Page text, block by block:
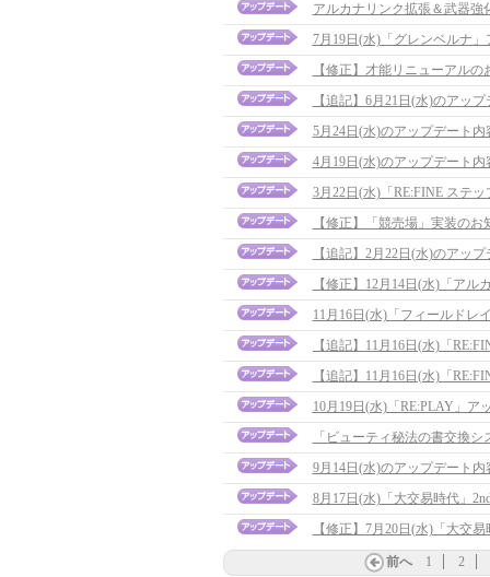
アルカナリンク拡張＆武器強
7月19日(水)「グレンベルナ
【修正】才能リニューアル
【追記】6月21日(水)のアッ
5月24日(水)のアップデート内
4月19日(水)のアップデート内
3月22日(水)「RE:FINE ステ
【修正】「競売場」実装のお
【追記】2月22日(水)のアッ
【修正】12月14日(水)「アル
11月16日(水)「フィールドレ
【追記】11月16日(水)「
10月19日(水)「RE:PLAY」ア
「ビューティ秘法の書交換
9月14日(水)のアップデート内
8月17日(水)「大交易時代」
【修正】7月20日(水)「大交
前へ 1 2